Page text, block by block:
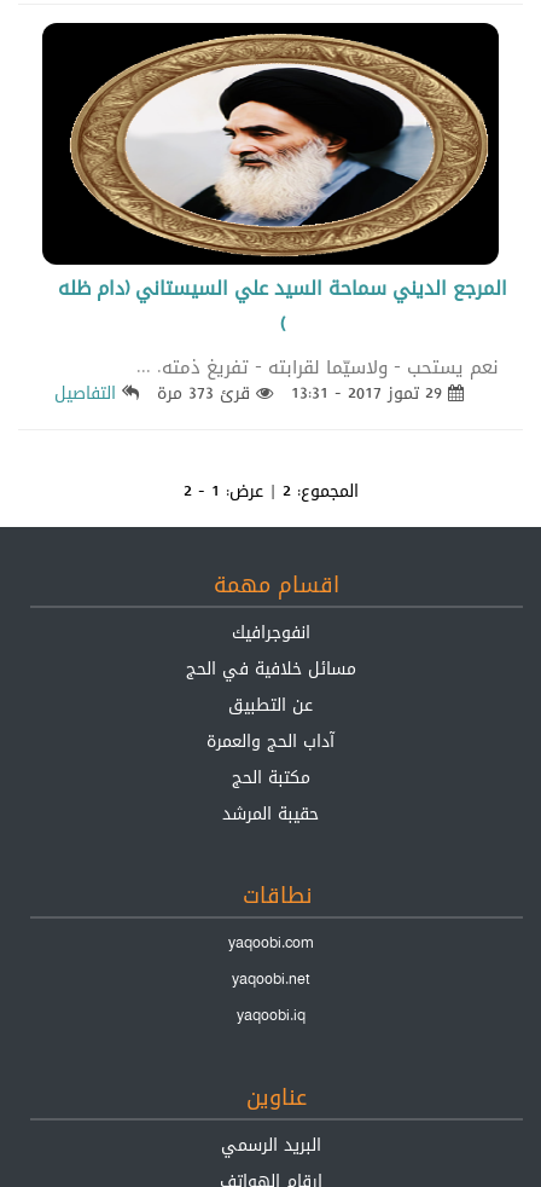
المرجع الديني سماحة السيد علي السيستاني (دام ظله
)
نعم يستحب - ولاسيّما لقرابته - تفريغ ذمته. ...
قرئ 373 مرة التفاصيل
المجموع:2 | عرض: 1 - 2
اقسام مهمة
انفوجرافيك
مسائل خلافية في الحج
عن التطبيق
آداب الحج والعمرة
مكتبة الحج
حقيبة المرشد
نطاقات
yaqoobi.com
yaqoobi.net
yaqoobi.iq
عناوين
البريد الرسمي